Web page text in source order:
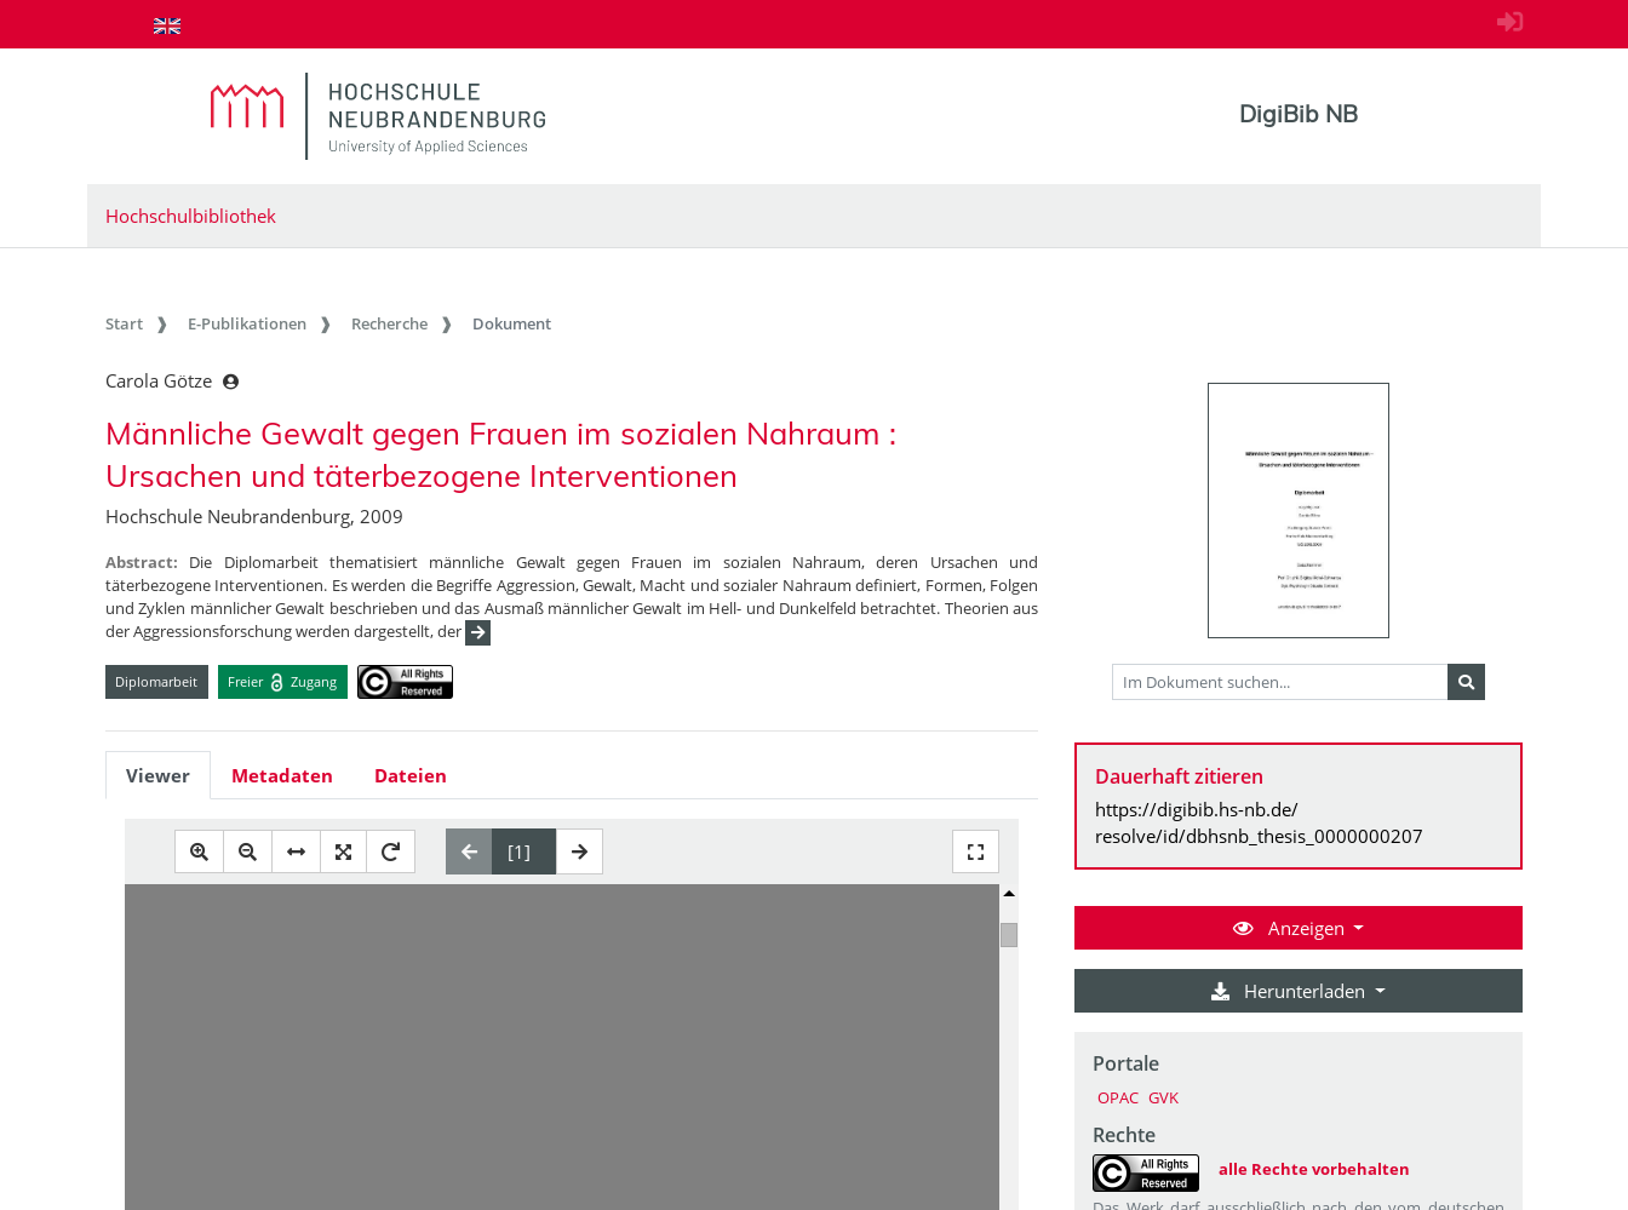
zum Inhalt springen
DigiBib NB
Hochschulbibliothek
Start E-Publikationen Recherche Dokument
Carola Götze
Männliche Gewalt gegen Frauen im sozialen Nahraum :
Ursachen und täterbezogene Interventionen
Hochschule Neubrandenburg, 2009
Abstract: Die Diplomarbeit thematisiert männliche Gewalt gegen Frauen im sozialen Nahraum, deren Ursachen und
täterbezogene Interventionen. Es werden die Begriffe Aggression, Gewalt, Macht und sozialer Nahraum definiert, Formen, Folgen
und Zyklen männlicher Gewalt beschrieben und das Ausmaß männlicher Gewalt im Hell- und Dunkelfeld betrachtet. Theorien aus
der Aggressionsforschung werden dargestellt, der
Diplomarbeit Freier Zugang
Viewer Metadaten Dateien Dauerhaft zitieren
https://digibib.hs-nb.de/
resolve/id/dbhsnb_thesis_0000000207
Anzeigen
Herunterladen
Portale
OPAC GVK
Rechte
alle Rechte vorbehalten